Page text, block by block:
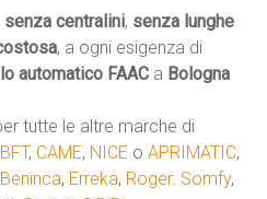
senza centralini, senza lunghe
, a ogni esigenza di
automatico FAAC a Bologna
tutte le altre marche di
BFT, CAME, NICE oAPRIMATIC,
Beninca, Erreka, Roger. Somfy,